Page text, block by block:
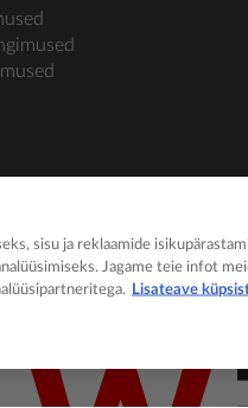
sisu ja reklaamide
Jagame teie infot
Lisateave